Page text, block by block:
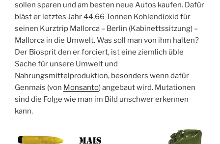
sollen sparen und am besten neue Autos kaufen. Dafür
bläst er letztes Jahr 44,66 Tonnen Kohlendioxid für
seinen Kurztrip Mallorca – Berlin (Kabinettssitzung) –
Mallorca in die Umwelt. Was soll man von ihm halten?
Der Biosprit den er forciert, ist eine ziemlich üble
Sache für unsere Umwelt und
Nahrungsmittelproduktion, besonders wenn dafür
Genmais (von Monsanto) angebaut wird. Mutationen
sind die Folge wie man im Bild unschwer erkennen
kann.